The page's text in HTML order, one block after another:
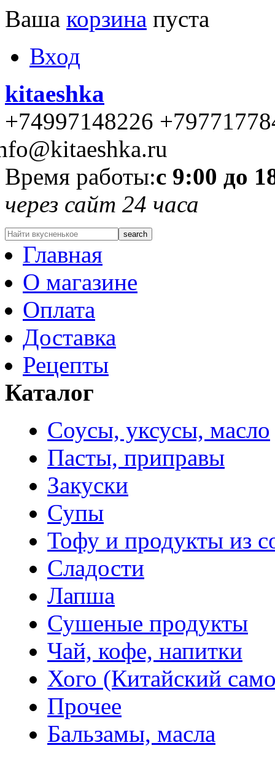
Ваша корзина пуста
Вход
kitaeshka
+74997148226
Время работы:с 9:00 до
через сайт 24 часа
Главная
О магазине
Оплата
Доставка
Рецепты
Каталог
Соусы, уксусы, масло
Пасты, приправы
Закуски
Супы
Тофу и продукты из
Сладости
Лапша
Сушеные продукты
Чай, кофе, напитки
Хого (Китайский
Прочее
Бальзамы, масла